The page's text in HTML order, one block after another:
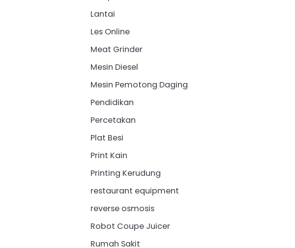
Lantai
Les Online
Meat Grinder
Mesin Diesel
Mesin Pemotong Daging
Pendidikan
Percetakan
Plat Besi
Print Kain
Printing Kerudung
restaurant equipment
reverse osmosis
Robot Coupe Juicer
Rumah Sakit